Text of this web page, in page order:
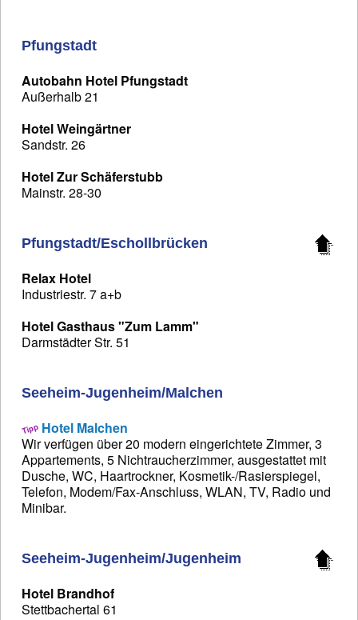
Pfungstadt
Autobahn Hotel Pfungstadt
Außerhalb 21
Hotel Weingärtner
Sandstr. 26
Hotel Zur Schäferstubb
Mainstr. 28-30
Pfungstadt/Eschollbrücken
Relax Hotel
Industriestr. 7 a+b
Hotel Gasthaus "Zum Lamm"
Darmstädter Str. 51
Seeheim-Jugenheim/Malchen
Hotel Malchen
Wir verfügen über 20 modern eingerichtete Zimmer, 3
Appartements, 5 Nichtraucherzimmer, ausgestattet mit
Dusche, WC, Haartrockner, Kosmetik-/Rasierspiegel,
Telefon, Modem/Fax-Anschluss, WLAN, TV, Radio und
Minibar.
Seeheim-Jugenheim/Jugenheim
Hotel Brandhof
Stettbachertal 61